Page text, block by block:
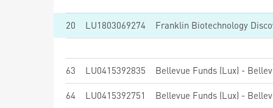
20 LU1803069274 Franklin Biotechnology
63 LU0415392835
64 LU0415392751